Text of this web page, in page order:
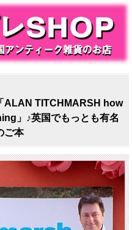
ALAN TITCHMARSH how
」♪英国でもっとも有名
ご本